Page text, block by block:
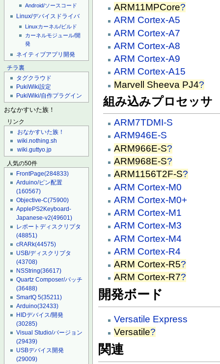
Android/ソースコード
Linux/デバイスドライバ
Linuxカーネル/ビルド
カーネルモジュール/開
発
ネイティブアプリ開発
チラ裏
タグクラウド
PukiWiki設定
PukiWiki/自作プラグイン
おなかすいた族！
リンク
おなかすいた族！
wiki.nothing.sh
wiki.guttyo.jp
人気の50件
FrontPage(284833)
Arduino/ピン配置
(160567)
Objective-C(75900)
ApplePS2Keyboard-
Japanese-v2(49601)
レポートディスクリプタ
(48851)
cRARk(44575)
USB/ディスクリプタ
(43708)
NSString(36617)
Quartz Composer/パッチ
(36488)
SmartQ 5(35211)
Arduino(32433)
HIDデバイス/開発
(30285)
Visual Studio/バージョン
(29439)
USBデバイス開発
(29009)
ARM11MPCore?
ARM Cortex-A5
ARM Cortex-A7
ARM Cortex-A8
ARM Cortex-A9
ARM Cortex-A15
Marvell Sheeva PJ4?
組み込みプロセッサ
ARM7TDMI-S
ARM946E-S
ARM966E-S?
ARM968E-S?
ARM1156T2F-S?
ARM Cortex-M0
ARM Cortex-M0+
ARM Cortex-M1
ARM Cortex-M3
ARM Cortex-M4
ARM Cortex-R4
ARM Cortex-R5?
ARM Cortex-R7?
開発ボード
Versatile Express
Versatile?
関連